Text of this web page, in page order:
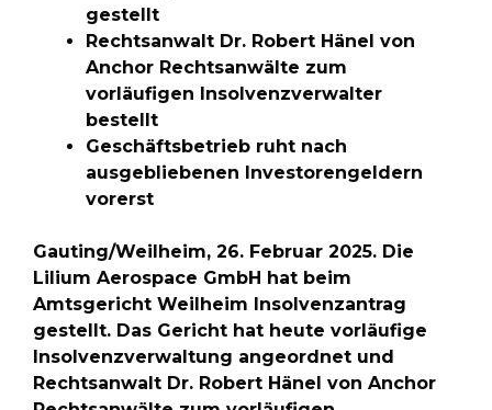
gestellt
Rechtsanwalt Dr. Robert Hänel von
Anchor Rechtsanwälte zum
vorläufigen Insolvenzverwalter
bestellt
Geschäftsbetrieb ruht nach
ausgebliebenen Investorengeldern
vorerst
Gauting/Weilheim, 26. Februar 2025. Die
Lilium Aerospace GmbH hat beim
Amtsgericht Weilheim Insolvenzantrag
gestellt. Das Gericht hat heute vorläufige
Insolvenzverwaltung angeordnet und
Rechtsanwalt Dr. Robert Hänel von Anchor